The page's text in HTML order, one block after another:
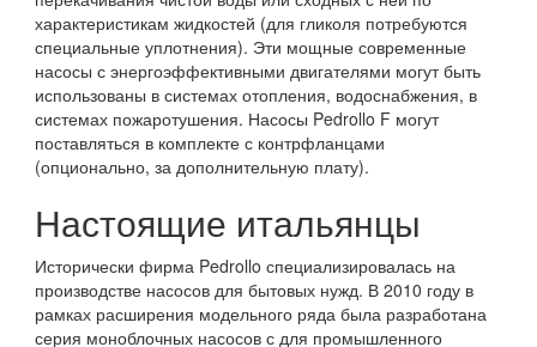
характеристикам жидкостей (для гликоля потребуются
специальные уплотнения). Эти мощные современные
насосы с энергоэффективными двигателями могут быть
использованы в системах отопления, водоснабжения, в
системах пожаротушения. Насосы Pedrollo F могут
поставляться в комплекте с контрфланцами
(опционально, за дополнительную плату).
Настоящие итальянцы
Исторически фирма Pedrollo специализировалась на
производстве насосов для бытовых нужд. В 2010 году в
рамках расширения модельного ряда была разработана
серия моноблочных насосов с для промышленного